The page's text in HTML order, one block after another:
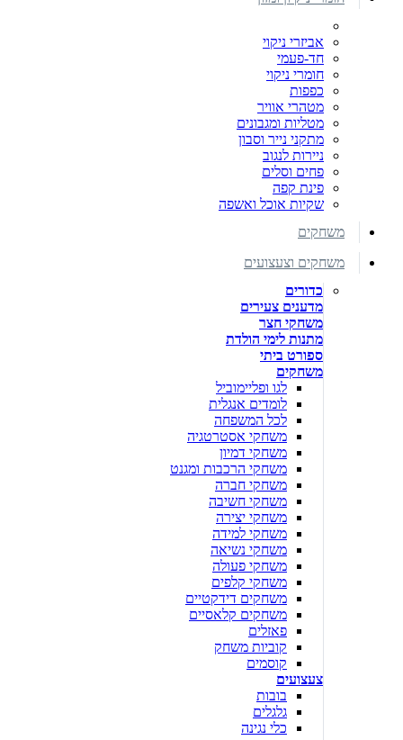
אביזרי ניקוי
חד-פעמי
חומרי ניקוי
כפפות
מטהרי אוויר
מטליות ומגבונים
מתקני נייר וסבון
ניירות לנגוב
פחים וסלים
פינת קפה
שקיות אוכל ואשפה
משחקים
משחקים וצעצועים
כדורים
מדענים צעירים
משחקי חצר
מתנות לימי הולדת
ספורט ביתי
משחקים
לגו ופליימוביל
לומדים אנגלית
לכל המשפחה
משחקי אסטרטגיה
משחקי דמיון
משחקי הרכבות ומגנט
משחקי חברה
משחקי חשיבה
משחקי יצירה
משחקי למידה
משחקי נשיאה
משחקי פעולה
משחקי קלפים
משחקים דידקטיים
משחקים קלאסיים
פאזלים
קוביות משחק
קוסמים
צעצועים
בובות
גלגלים
כלי נגינה